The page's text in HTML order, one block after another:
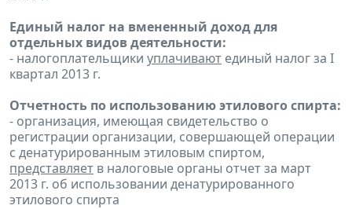
Единый налог на вмененный доход для
отдельных видов деятельности:
- налогоплательщики уплачивают единый налог за I
квартал 2013 г.
Отчетность по использованию этилового спирта:
- организация, имеющая свидетельство о
регистрации организации, совершающей операции
с денатурированным этиловым спиртом,
представляет в налоговые органы отчет за март
2013 г. об использовании денатурированного
этилового спирта